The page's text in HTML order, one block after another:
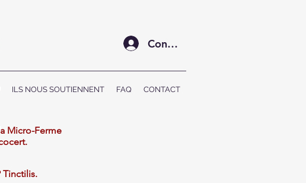
Connexion
ILS NOUS SOUTIENNENT FAQ CONTACT
Micro-Ferme
Tinctilis.